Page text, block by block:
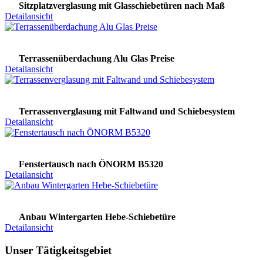
Sitzplatzverglasung mit Glasschiebetüren nach Maß
Detailansicht
Terrassenüberdachung Alu Glas Preise
Detailansicht
Terrassenverglasung mit Faltwand und Schiebesystem
Detailansicht
Fenstertausch nach ÖNORM B5320
Detailansicht
Anbau Wintergarten Hebe-Schiebetüre
Detailansicht
Unser Tätigkeitsgebiet